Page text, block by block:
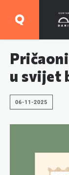
u svijet
06-11-2025